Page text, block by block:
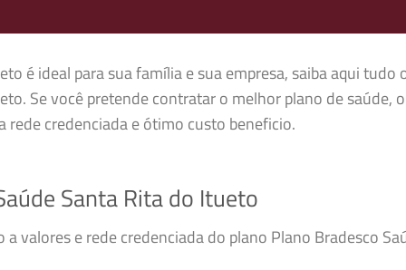
é ideal para sua família e sua empresa, saiba aqui tudo
Se você pretende contratar o melhor plano de saúde,
credenciada e ótimo custo beneficio.
Santa Rita do Itueto
a valores e rede credenciada do plano Plano Bradesco